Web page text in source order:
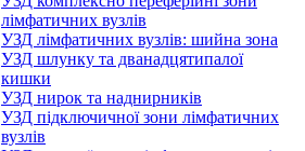
лімфатичних вузлів
УЗД лімфатичних вузлів: шийна зона
УЗД шлунку та дванадцятипалої
кишки
УЗД нирок та наднирників
УЗД підключичної зони лімфатичних
вузлів